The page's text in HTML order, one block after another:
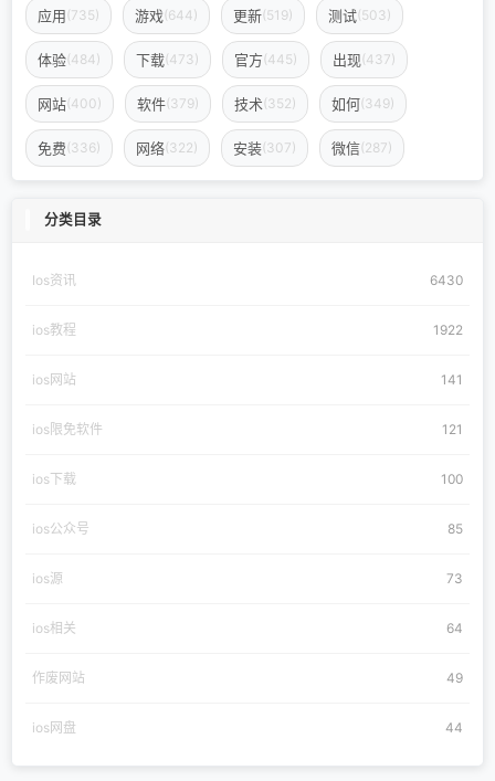
应用(735) 游戏(644) 更新(519) 测试(503)
体验(484) 下载(473) 官方(445) 出现(437)
网站(400) 软件(379) 技术(352) 如何(349)
免费(336) 网络(322) 安装(307) 微信(287)
分类目录
Ios资讯 6430
ios教程 1922
ios网站 141
ios限免软件 121
ios下载 100
ios公众号 85
ios源 73
ios相关 64
作废网站 49
ios网盘 44